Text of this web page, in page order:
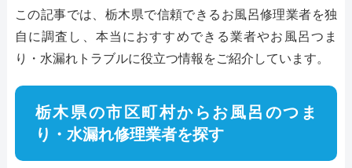
この記事では、栃木県で信頼できるお風呂修理業者を独
自に調査し、本当におすすめできる業者やお風呂つま
り・水漏れトラブルに役立つ情報をご紹介しています。
栃木県の市区町村からお風呂のつま
り・水漏れ修理業者を探す